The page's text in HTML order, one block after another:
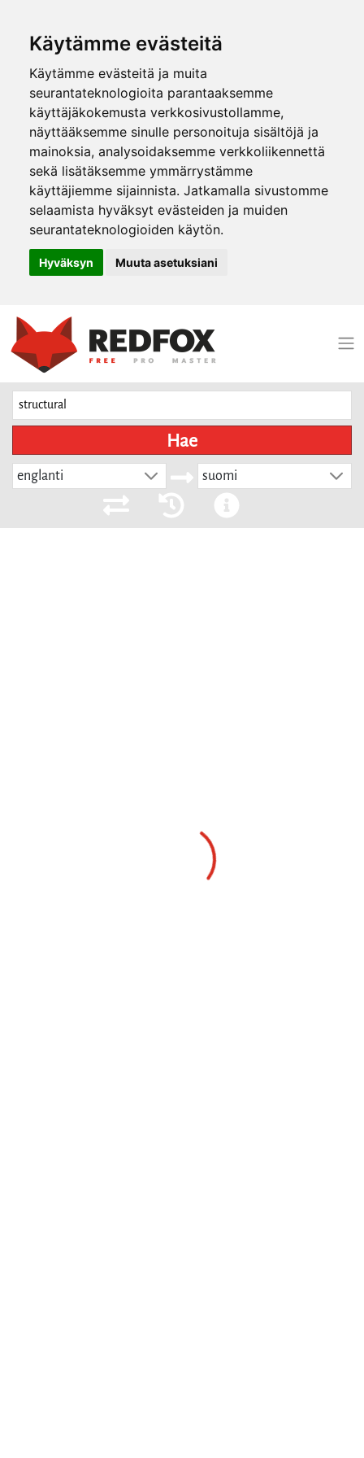
Käytämme evästeitä
Käytämme evästeitä ja muita
seurantateknologioita parantaaksemme
käyttäjäkokemusta verkkosivustollamme,
näyttääksemme sinulle personoituja sisältöjä ja
mainoksia, analysoidaksemme verkkoliikennettä
sekä lisätäksemme ymmärrystämme
käyttäjiemme sijainnista. Jatkamalla sivustomme
selaamista hyväksyt evästeiden ja muiden
seurantateknologioiden käytön.
Hyväksyn Muuta asetuksiani
Hae
englanti suomi